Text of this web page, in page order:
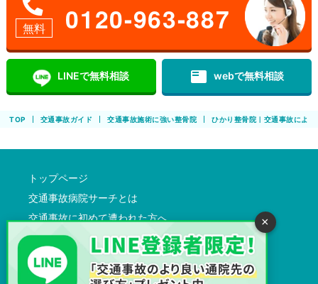
無料 0120-963-887
LINEで無料相談 featured_play_list webで無料相談
TOP 交通事故ガイド 交通事故施術に強い整骨院 ひかり整骨院｜交通事故によ
トップページ
交通事故病院サーチとは
交通事故に初めて遭われた方へ
通院先検索
交通事故ガイド
記事監修者一覧
×